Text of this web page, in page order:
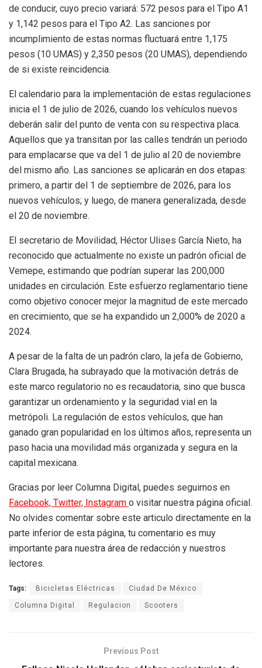
de conducir, cuyo precio variará: 572 pesos para el Tipo A1
y 1,142 pesos para el Tipo A2. Las sanciones por
incumplimiento de estas normas fluctuará entre 1,175
pesos (10 UMAS) y 2,350 pesos (20 UMAS), dependiendo
de si existe reincidencia.
El calendario para la implementación de estas regulaciones
inicia el 1 de julio de 2026, cuando los vehículos nuevos
deberán salir del punto de venta con su respectiva placa.
Aquellos que ya transitan por las calles tendrán un periodo
para emplacarse que va del 1 de julio al 20 de noviembre
del mismo año. Las sanciones se aplicarán en dos etapas:
primero, a partir del 1 de septiembre de 2026, para los
nuevos vehículos; y luego, de manera generalizada, desde
el 20 de noviembre.
El secretario de Movilidad, Héctor Ulises García Nieto, ha
reconocido que actualmente no existe un padrón oficial de
Vemepe, estimando que podrían superar las 200,000
unidades en circulación. Este esfuerzo reglamentario tiene
como objetivo conocer mejor la magnitud de este mercado
en crecimiento, que se ha expandido un 2,000% de 2020 a
2024.
A pesar de la falta de un padrón claro, la jefa de Gobierno,
Clara Brugada, ha subrayado que la motivación detrás de
este marco regulatorio no es recaudatoria, sino que busca
garantizar un ordenamiento y la seguridad vial en la
metrópoli. La regulación de estos vehículos, que han
ganado gran popularidad en los últimos años, representa un
paso hacia una movilidad más organizada y segura en la
capital mexicana.
Gracias por leer Columna Digital, puedes seguirnos en
Facebook, Twitter, Instagram o visitar nuestra página oficial.
No olvides comentar sobre este articulo directamente en la
parte inferior de esta página, tu comentario es muy
importante para nuestra área de redacción y nuestros
lectores.
Tags: Bicicletas Eléctricas Ciudad De México
Columna Digital Regulacion Scooters
Previous Post